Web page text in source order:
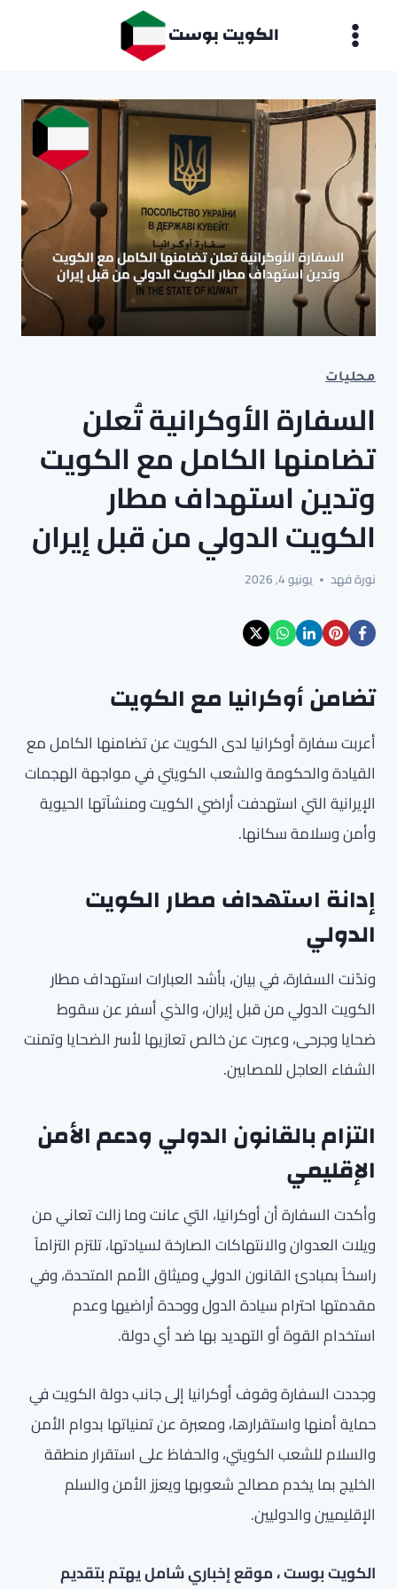
الكويت بوست
محليات
السفارة الأوكرانية تُعلن
تضامنها الكامل مع الكويت
وتدين استهداف مطار
الكويت الدولي من قبل إيران
نورة فهد يونيو 4, 2026
تضامن أوكرانيا مع الكويت
أعربت سفارة أوكرانيا لدى الكويت عن تضامنها الكامل مع
القيادة والحكومة والشعب الكويتي في مواجهة الهجمات
الإيرانية التي استهدفت أراضي الكويت ومنشآتها الحيوية
وأمن وسلامة سكانها.
إدانة استهداف مطار الكويت
الدولي
وندّنت السفارة، في بيان، بأشد العبارات استهداف مطار
الكويت الدولي من قبل إيران، والذي أسفر عن سقوط
ضحايا وجرحى، وعبرت عن خالص تعازيها لأسر الضحايا وتمنت
الشفاء العاجل للمصابين.
التزام بالقانون الدولي ودعم الأمن
الإقليمي
وأكدت السفارة أن أوكرانيا، التي عانت وما زالت تعاني من
ويلات العدوان والانتهاكات الصارخة لسيادتها، تلتزم التزاماً
راسخاً بمبادئ القانون الدولي وميثاق الأمم المتحدة، وفي
مقدمتها احترام سيادة الدول ووحدة أراضيها وعدم
استخدام القوة أو التهديد بها ضد أي دولة.
وجددت السفارة وقوف أوكرانيا إلى جانب دولة الكويت في
حماية أمنها واستقرارها، ومعبرة عن تمنياتها بدوام الأمن
والسلام للشعب الكويتي، والحفاظ على استقرار منطقة
الخليج بما يخدم مصالح شعوبها ويعزز الأمن والسلم
الإقليميين والدوليين.
الكويت بوست ، موقع إخباري شامل يهتم بتقديم